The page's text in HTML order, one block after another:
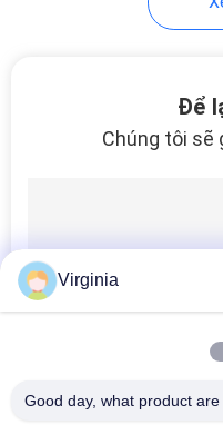
Phòng
Bộ cảm
nặng
Để
Chúng tôi sẽ
Virginia
Good day, what product